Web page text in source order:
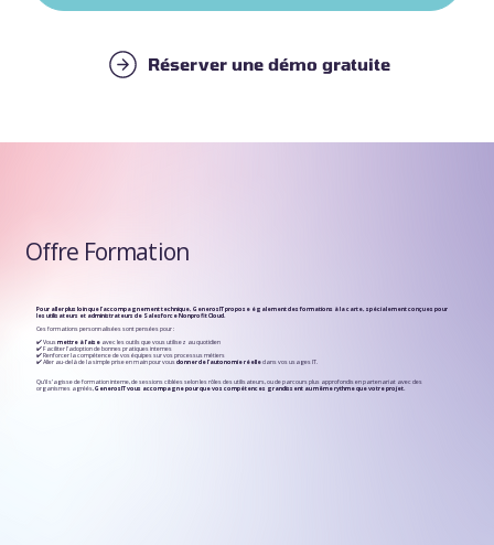
Réserver une démo gratuite
Offre Formation
Pour aller plus loin que l’accompagnement technique, GenerosIT propose également des formations à la carte, spécialement conçues pour
les utilisateurs et administrateurs de Salesforce Nonprofit Cloud.
Ces formations personnalisées sont pensées pour :
✔️ Vousmettre à l’aise avec les outils que vous utilisez au quotidien
✔️ Faciliter l’adoption debonnes pratiquesinternes
✔️ Renforcer la compétence de vos équipes sur vos processus métiers
✔️ Aller au-delà de la simple prise en main pour vousdonner de l’autonomie réelledans vos usages IT.
Qu’il s’agisse de formation interne, de sessions ciblées selon les rôles des utilisateurs, ou de parcours plus approfondis en partenariat avec des
organismes agréés,GenerosIT vous accompagne pour que vos compétences grandissent au même rythme que votre projet.